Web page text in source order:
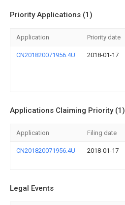
Priority Applications (1)
Application Priority date
CN201820071956.4U 2018-01-17
Applications Claiming Priority (1)
Application Filing date
CN201820071956.4U 2018-01-17
Legal Events